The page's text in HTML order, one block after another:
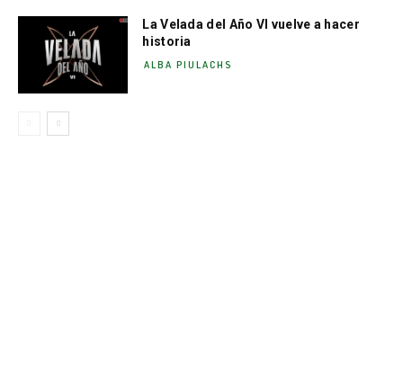
La Velada del Año VI vuelve a hacer
historia
ALBA PIULACHS